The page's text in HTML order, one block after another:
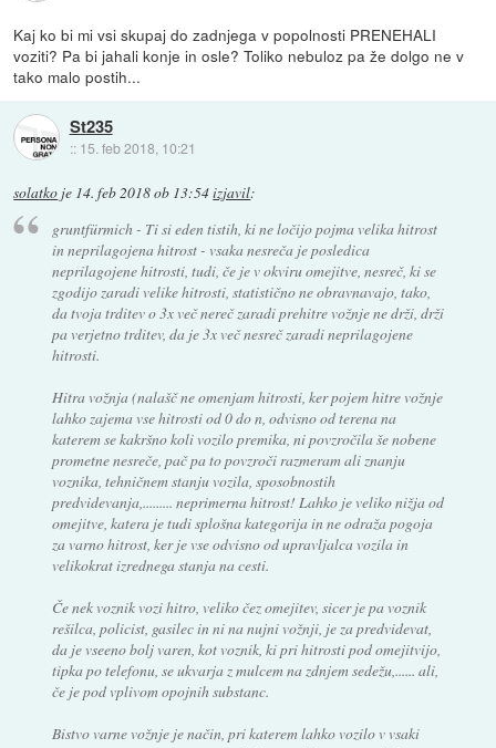
Kaj ko bi mi vsi skupaj do zadnjega v popolnosti PRENEHALI
voziti? Pa bi jahali konje in osle? Toliko nebuloz pa že dolgo ne v
tako malo postih...
St235
:: 15. feb 2018, 10:21
solatko je 14. feb 2018 ob 13:54izjavil:
gruntfürmich - Ti si eden tistih, ki ne ločijo pojma velika hitrost
in neprilagojena hitrost - vsaka nesreča je posledica
neprilagojene hitrosti, tudi, če je v okviru omejitve, nesreč, ki se
zgodijo zaradi velike hitrosti, statistično ne obravnavajo, tako,
da tvoja trditev o 3x več nereč zaradi prehitre vožnje ne drži, drži
pa verjetno trditev, da je 3x več nesreč zaradi neprilagojene
hitrosti.
Hitra vožnja (nalašč ne omenjam hitrosti, ker pojem hitre vožnje
lahko zajema vse hitrosti od 0 do n, odvisno od terena na
katerem se kakršno koli vozilo premika, ni povzročila še nobene
prometne nesreče, pač pa to povzroči razmeram ali znanju
voznika, tehničnem stanju vozila, sposobnostih
predvidevanja,......... neprimerna hitrost! Lahko je veliko nižja od
omejitve, katera je tudi splošna kategorija in ne odraža pogoja
za varno hitrost, ker je vse odvisno od upravljalca vozila in
velikokrat izrednega stanja na cesti.
Če nek voznik vozi hitro, veliko čez omejitev, sicer je pa voznik
rešilca, policist, gasilec in ni na nujni vožnji, je za predvidevat,
da je vseeno bolj varen, kot voznik, ki pri hitrosti pod omejitvijo,
tipka po telefonu, se ukvarja z mulcem na zdnjem sedežu,...... ali,
če je pod vplivom opojnih substanc.
Bistvo varne vožnje je način, pri katerem lahko vozilo v vsaki